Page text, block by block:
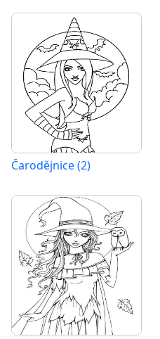
Čarodějnice (2)